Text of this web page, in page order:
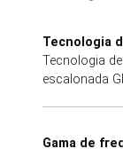
Tecnologia
Tecnologia
escalonada
Gama de